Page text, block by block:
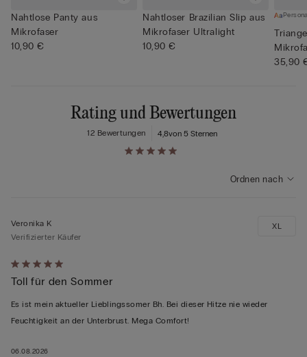
Nahtlose Panty aus
Mikrofaser
10,90 €
Nahtloser Brazilian Slip aus
Mikrofaser Ultralight
10,90 €
35,90
Rating und Bewertungen
4,8von 5 Sternen
12 Bewertungen
Ordnen nach
Mit
5
von
5
06.08.2026
Veronika K
Verifizierter Käufer
Toll für den Sommer
Es ist mein aktueller Lieblingssomer Bh. Bei dieser Hitze nie wieder
Feuchtigkeit an der Unterbrust. Mega Comfort!
XL